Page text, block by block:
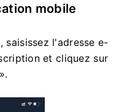
mobile
saisissez l'adresse e-
et cliquez sur